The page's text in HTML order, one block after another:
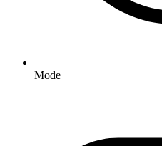
Mode